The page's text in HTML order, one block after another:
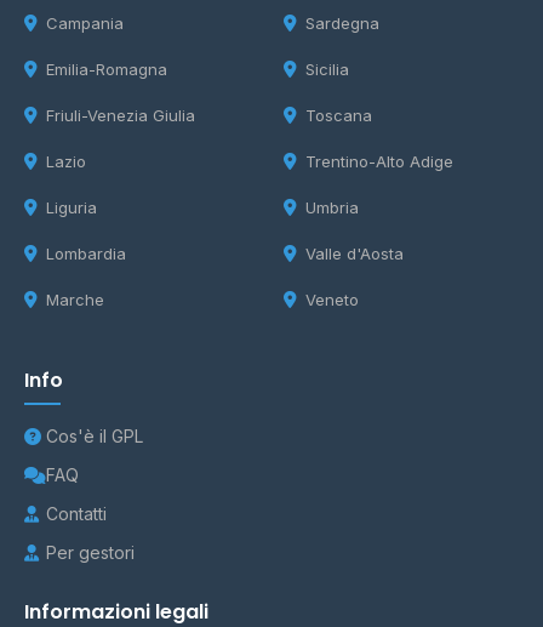
Campania
Emilia-Romagna
Friuli-Venezia Giulia
Lazio
Liguria
Lombardia
Marche
Sardegna
Sicilia
Toscana
Trentino-Alto Adige
Umbria
Valle d'Aosta
Veneto
Info
Cos'è il GPL
FAQ
Contatti
Per gestori
Informazioni legali